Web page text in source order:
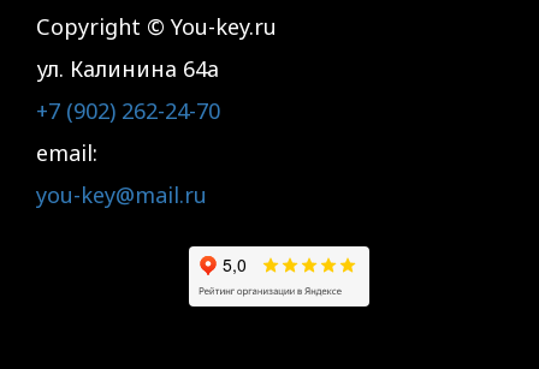
Сopyright © You-key.ru
ул. Калинина 64а
+7 (902) 262-24-70
email:
you-key@mail.ru